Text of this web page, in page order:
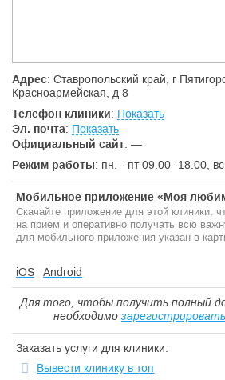
Адрес: Ставропольский край, г
Красноармейская, д 8
Телефон клиники: Показать
Эл. почта: Показать
Официальный сайт: —
Режим работы: пн. - пт 09.00 -18.00,
Мобильное приложение «Моя
Скачайте приложение для этой клиники,
на прием и оперативно получать всю
для мобильного приложения указан в
iOS Android
Для того, чтобы получить полный
необходимо
Заказать услуги для клиники:
Вывести клинику в топ